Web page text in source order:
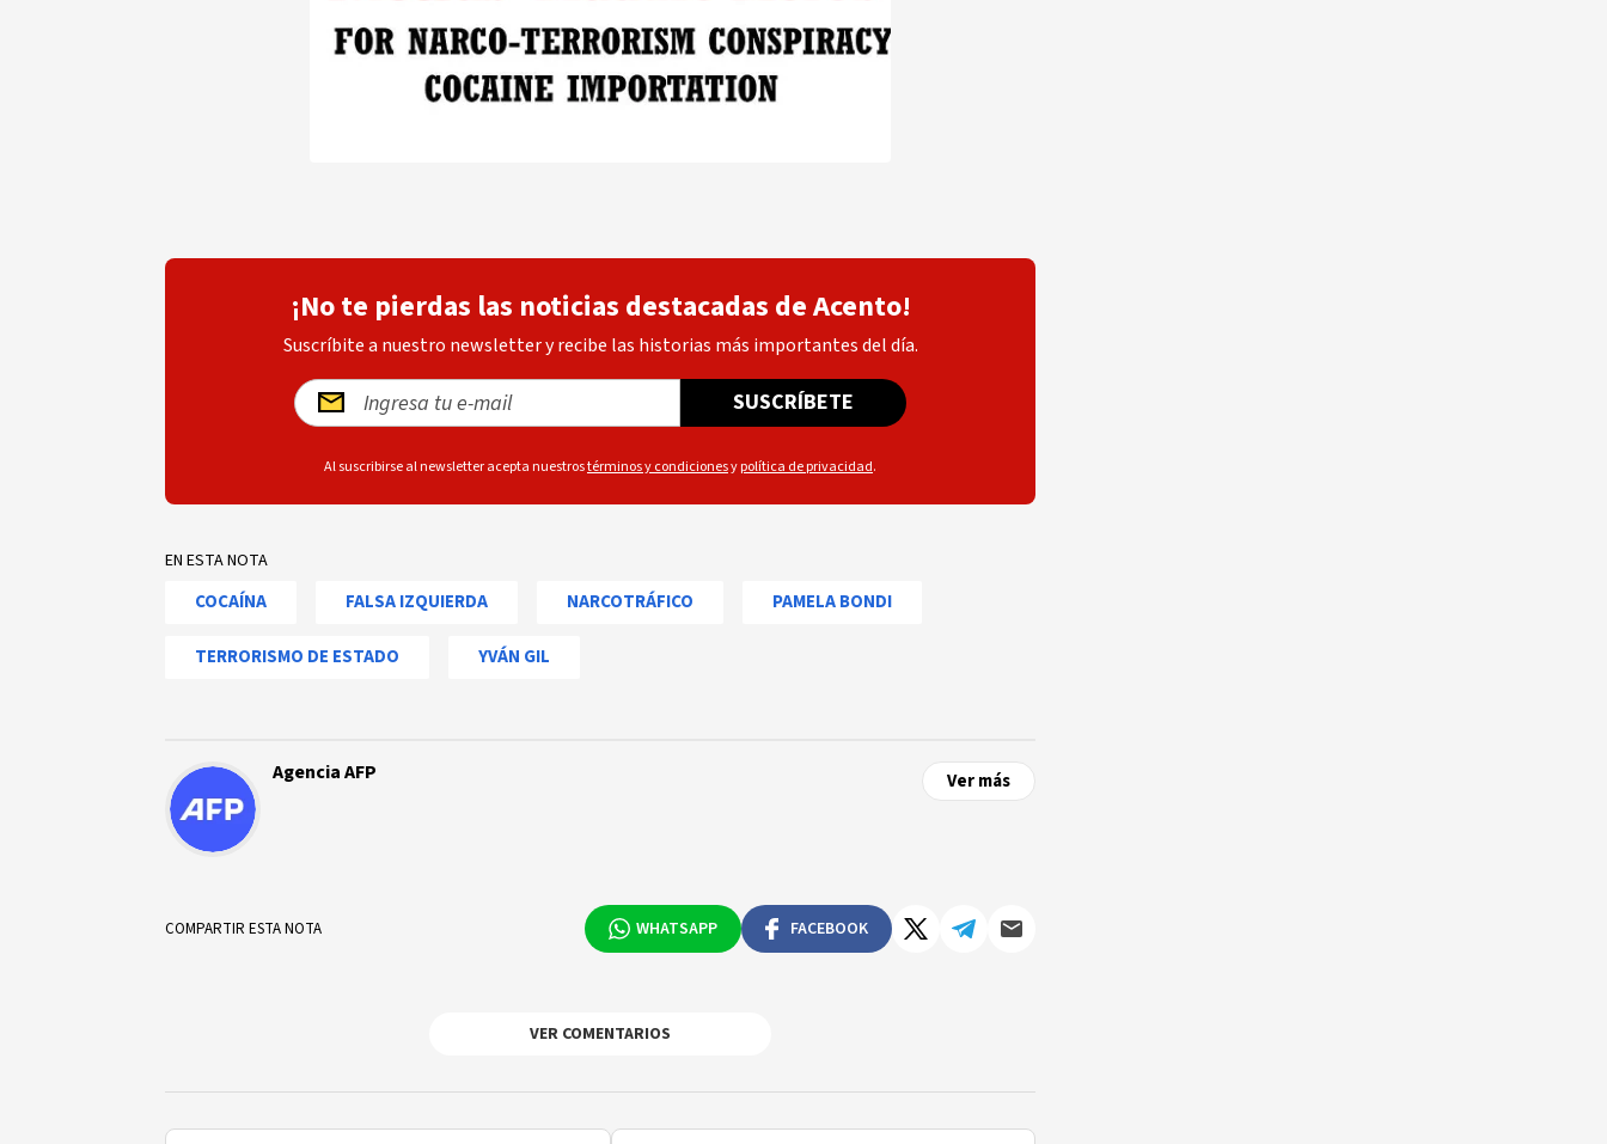
¡No te pierdas las noticias destacadas de Acento!
Suscríbite a nuestro newsletter y recibe las historias más importantes del día.
SUSCRÍBETE
Al suscribirse al newsletter acepta nuestrostérminos y condicionesypolítica de privacidad.
EN ESTA NOTA
COCAÍNA FALSA IZQUIERDA NARCOTRÁFICO PAMELA BONDI
TERRORISMO DE ESTADO YVÁN GIL
Agencia AFP Ver más
COMPARTIR ESTA NOTA WHATSAPP FACEBOOK
VER COMENTARIOS